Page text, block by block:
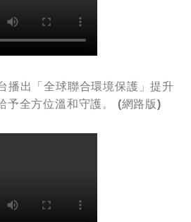
播出「全球聯合環境保護」提升
予全方位溫和守護。 (網路版)